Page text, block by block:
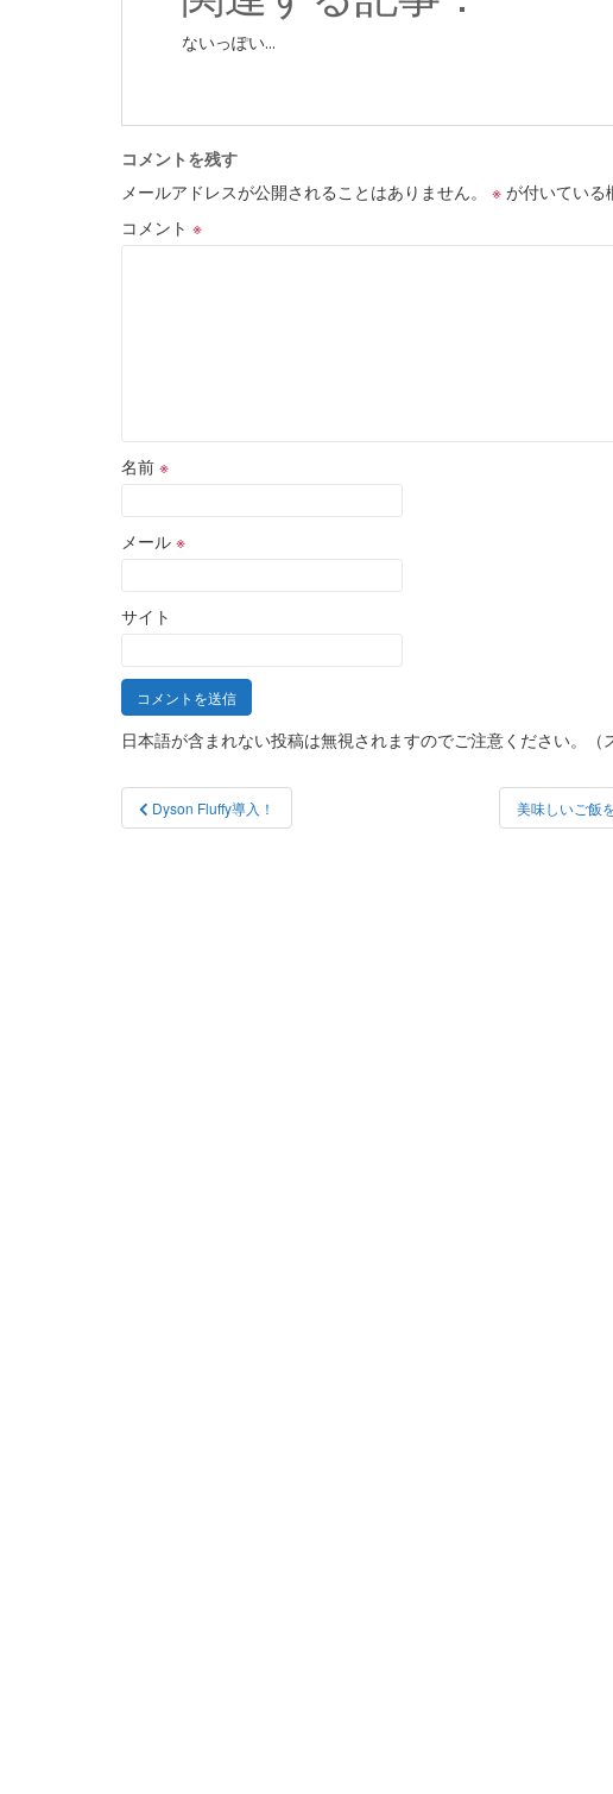
ないっぽい...
コメントを残す
メールアドレスが公開されることはありません。
※ が付いている
コメント ※
名前 ※
メール ※
サイト
日本語が含まれない投稿は無視されますのでご注意ください。（
投
稿
Dyson Fluffy導入！ 美味しいご飯